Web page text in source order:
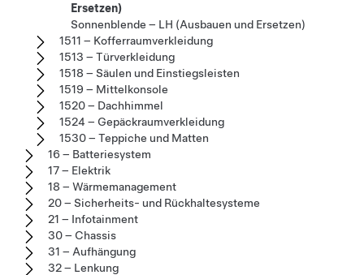
Ersetzen)
Sonnenblende – LH (Ausbauen und Ersetzen)
1511 – Kofferraumverkleidung
1513 – Türverkleidung
1518 – Säulen und Einstiegsleisten
1519 – Mittelkonsole
1520 – Dachhimmel
1524 – Gepäckraumverkleidung
1530 – Teppiche und Matten
16 – Batteriesystem
17 – Elektrik
18 – Wärmemanagement
20 – Sicherheits- und Rückhaltesysteme
21 – Infotainment
30 – Chassis
31 – Aufhängung
32 – Lenkung